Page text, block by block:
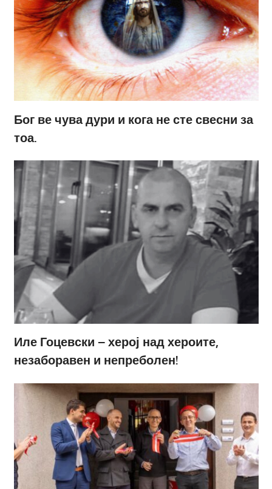
Бог ве чува дури и кога не сте свесни за
тоа.
Иле Гоцевски – херој над хероите,
незаборавен и непреболен!